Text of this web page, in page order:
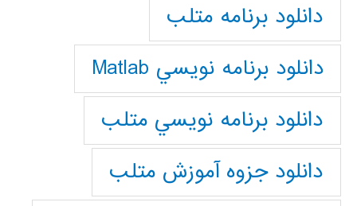
دانلود برنامه متلب
دانلود برنامه نويسي Matlab
دانلود برنامه نويسي متلب
دانلود جزوه آموزش متلب